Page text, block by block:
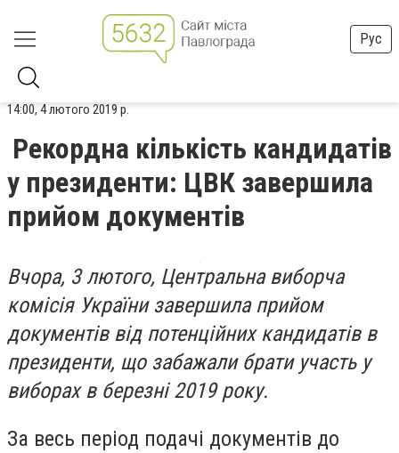
Рус
14:00, 4 лютого 2019 р.
Рекордна кількість кандидатів
у президенти: ЦВК завершила
прийом документів
Вчора, 3 лютого, Центральна виборча
комісія України завершила прийом
документів від потенційних кандидатів в
президенти, що забажали брати участь у
виборах в березні 2019 року.
За весь період подачі документів до